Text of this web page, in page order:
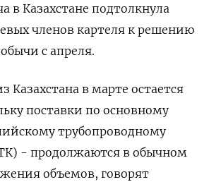
в Казахстане подтолкнула
членов картеля к решению
с апреля.
Казахстана в марте остается
поставки по основному
трубопроводному
- продолжаются в обычном
объемов, говорят